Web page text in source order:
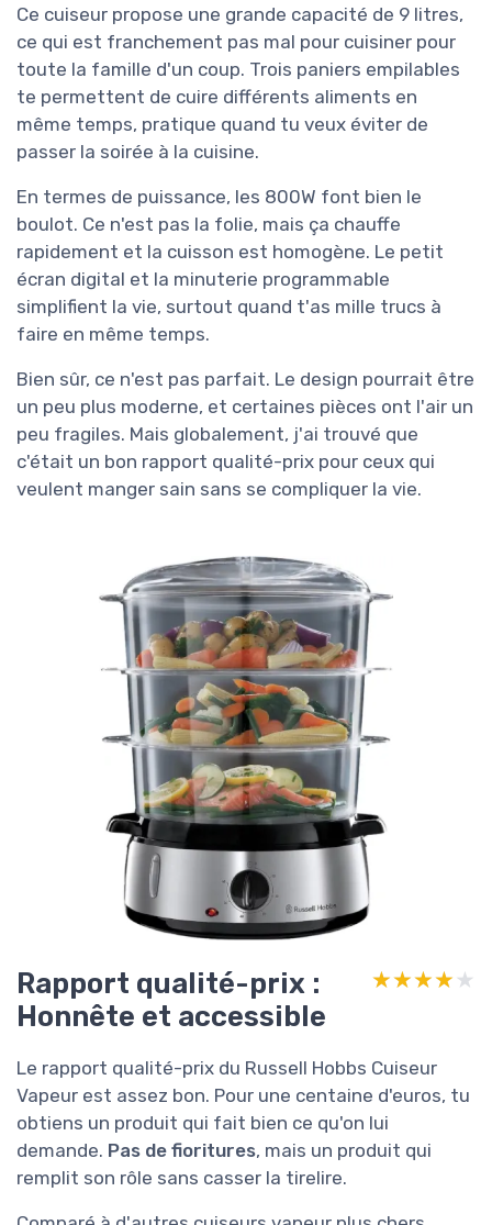
Ce cuiseur propose une grande capacité de 9 litres,
ce qui est franchement pas mal pour cuisiner pour
toute la famille d'un coup. Trois paniers empilables
te permettent de cuire différents aliments en
même temps, pratique quand tu veux éviter de
passer la soirée à la cuisine.
En termes de puissance, les 800W font bien le
boulot. Ce n'est pas la folie, mais ça chauffe
rapidement et la cuisson est homogène. Le petit
écran digital et la minuterie programmable
simplifient la vie, surtout quand t'as mille trucs à
faire en même temps.
Bien sûr, ce n'est pas parfait. Le design pourrait être
un peu plus moderne, et certaines pièces ont l'air un
peu fragiles. Mais globalement, j'ai trouvé que
c'était un bon rapport qualité-prix pour ceux qui
veulent manger sain sans se compliquer la vie.
Rapport qualité-prix :
Honnête et accessible
★★★★★
★★★★★
Le rapport qualité-prix du Russell Hobbs Cuiseur
Vapeur est assez bon. Pour une centaine d'euros, tu
obtiens un produit qui fait bien ce qu'on lui
demande. Pas de fioritures, mais un produit qui
remplit son rôle sans casser la tirelire.